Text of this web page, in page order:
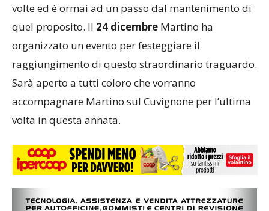
volte ed è ormai ad un passo dal mantenimento di
quel proposito. Il 24 dicembre Martino ha
organizzato un evento per festeggiare il
raggiungimento di questo straordinario traguardo.
Sarà aperto a tutti coloro che vorranno
accompagnare Martino sul Cuvignone per l’ultima
volta in questa annata.